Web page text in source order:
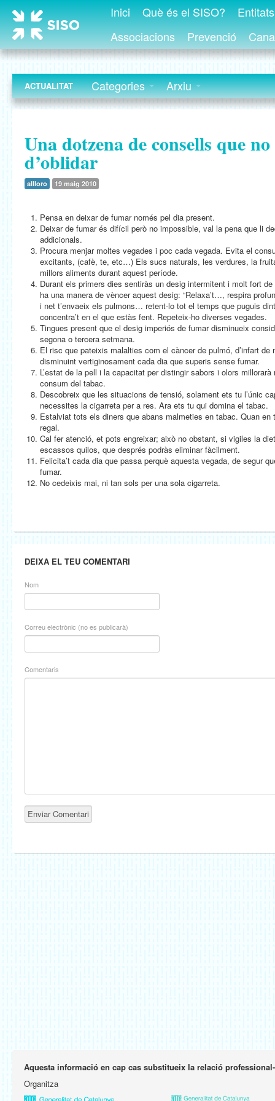
Inici Què és el SISO?
Associacions
Prevenció
ACTUALITAT Categories Arxiu
Una dotzena de consells que no
d’oblidar
allloro 19 maig 2010
Pensa en deixar de fumar només pel dia present.
Deixar de fumar és difícil però no impossible, val la pena que li
addicionals.
Procura menjar moltes vegades i poc cada vegada. Evita el
excitants, (cafè, te, etc…) Els sucs naturals, les verdures, la
millors aliments durant aquest període.
Durant els primers dies sentiràs un desig intermitent i molt fort
ha una manera de vèncer aquest desig: “Relaxa’t…, respira
i net t’envaeix els pulmons… retent-lo tot el temps que puguis
concentra’t en el que estàs fent. Repeteix-ho diverses vegades.
Tingues present que el desig imperiós de fumar disminueix
segona o tercera setmana.
El risc que pateixis malalties com el càncer de pulmó, d’infart
disminuint vertiginosament cada dia que superis sense fumar.
L’estat de la pell i la capacitat per distingir sabors i olors millorarà
consum del tabac.
Descobreix que les situacions de tensió, solament ets tu l’únic
necessites la cigarreta per a res. Ara ets tu qui domina el tabac.
Estalviat tots els diners que abans malmeties en tabac. Quan
regal.
Cal fer atenció, et pots engreixar; això no obstant, si vigiles la
escassos quilos, que després podràs eliminar fàcilment.
Felicita’t cada dia que passa perquè aquesta vegada, de segur
fumar.
No cedeixis mai, ni tan sols per una sola cigarreta.
DEIXA EL TEU COMENTARI
Nom
Correu electrònic (no es publicarà)
Comentaris
Aquesta informació en cap cas substitueix la relació
Organitza